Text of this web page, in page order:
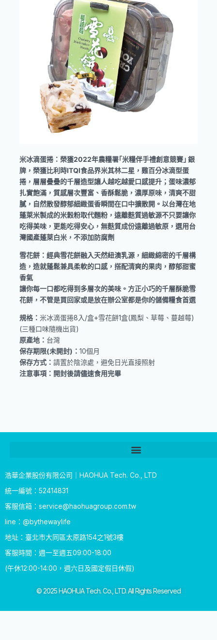
米冰滴蛋捲：榮獲2022年農糧署｢米糧伴手禮創意競賽｣ 銀
牌，榮獲比利時ITQI食品界米其林二星，雞百分冰滴型蛋
捲，層層疊疊的千層造型讓人越吃越愛口感提升；蛋味濃郁
扎實飽滿，質感層次豐富、香酥鬆脆，濃厚原味，清爽不甜
膩，自然散發醇郁細緻蛋香瞬間在口中擴散開。以台灣在地
蓬萊米製成的米穀粉取代麵粉，遠離麩質過敏源不只要讓你
吃得美味，更能吃得安心，無麩質成份遠離過敏原，選用台
灣國產蓬萊白米，不添加防腐劑
雪花餅：經典雪花餅融入天然紐澳乳源，細緻綿密的千層構
造，造就蓬鬆兼具柔軟的口感，搭配清爽的果肉，醇郁甜蜜
香氣
讓你每一口都吃得到多層次的美味。方正小巧的千層酥脆雪
花餅，不管是買回家或是放在辦公室都是你的儲備糧食首選
規格： 米冰滴蛋捲8入/盒+雪花餅1盒(鳳梨、草莓、蔓越莓)
(三種口味隨機出貨)
原產地： 台灣
保存期限(未開封)： 10個月
保存方式： 請置於陰涼處，避免日光直接照射
注意事項：開封後請儘速食用完畢
浩華企業股份有限公司｜HAOHUA Tech. Co., LTD
統一編號：52414831
客服信箱： service@haohuagroup.com.tw
line：@bythewaylife
地址：臺北市大同區太原路154之1號3樓
客服時間：週一至週五09:00-18:00
(午休12:00-14:00，週六日及國定假日休假)
© 2025 HAOHUA Tech. Co., LTD. All Rights Reserved